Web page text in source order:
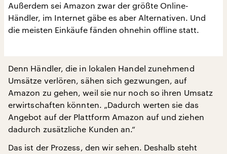
Außerdem sei Amazon zwar der größte Online-
Händler, im Internet gäbe es aber Alternativen. Und
die meisten Einkäufe fänden ohnehin offline statt.
Denn Händler, die in lokalen Handel zunehmend
Umsätze verlören, sähen sich gezwungen, auf
Amazon zu gehen, weil sie nur noch so ihren Umsatz
erwirtschaften könnten. „Dadurch werten sie das
Angebot auf der Plattform Amazon auf und ziehen
dadurch zusätzliche Kunden an.“
Das ist der Prozess, den wir sehen. Deshalb steht